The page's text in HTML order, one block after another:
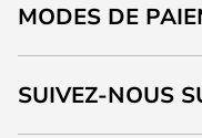
MODES DE
SUIVEZ-NOUS